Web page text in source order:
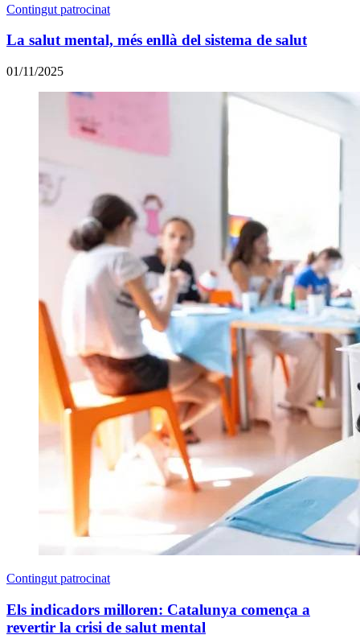
Contingut patrocinat
La salut mental, més enllà del sistema de salut
01/11/2025
Contingut patrocinat
Els indicadors milloren: Catalunya comença a
revertir la crisi de salut mental